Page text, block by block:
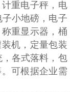
重电子秤，电
小地磅，电子
重显示器，桶
机，定量包装
各式落料，包
可根据企业需